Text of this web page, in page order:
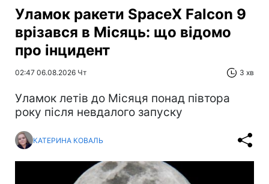
Уламок ракети SpaceX Falcon 9
врізався в Місяць: що відомо
про інцидент
02:47 06.08.2026 Чт 3 хв
Уламок летів до Місяця понад півтора
року після невдалого запуску
КАТЕРИНА КОВАЛЬ